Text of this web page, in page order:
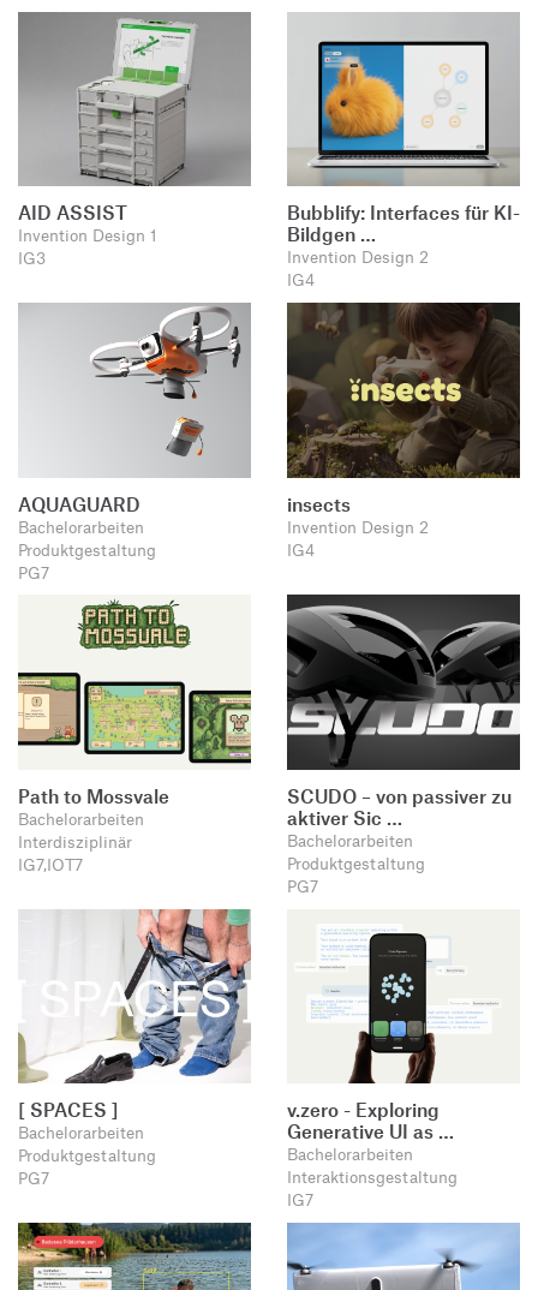
AID ASSIST
Invention Design 1
IG3
Bubblify: Interfaces für KI-
Bildgen …
Invention Design 2
IG4
AQUAGUARD
Bachelorarbeiten
Produktgestaltung
PG7
insects
Invention Design 2
IG4
Path to Mossvale
Bachelorarbeiten
Interdisziplinär
IG7,IOT7
SCUDO – von passiver zu
aktiver Sic …
Bachelorarbeiten
Produktgestaltung
PG7
[ SPACES ]
Bachelorarbeiten
Produktgestaltung
PG7
v.zero - Exploring
Generative UI as …
Bachelorarbeiten
Interaktionsgestaltung
IG7